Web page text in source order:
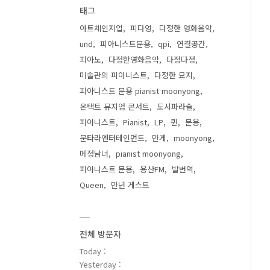
태그
아트체인지업 피다영
다정한 영화음악
und
피아니스트문용 qpi
연결공간
피아노
다정한영화음악
다정다정
미술관의 피아니스트
다정한 묘지
피아니스트 문용 pianist moonyong
온택트 뮤지엄 콘서트
도시파라솔
피아니스트
Pianist LP 퀸
문용
문타라엔터테인먼트
만게
moonyong
메정남녀
pianist moonyong
피아니스트 문용
용산FM
발번역
Queen
만년 게스트
전체 방문자
Today :
Yesterday :